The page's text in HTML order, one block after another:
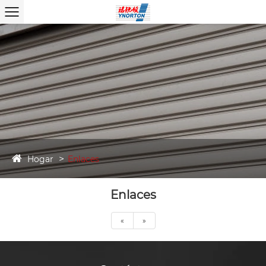
Hogar Enlaces
Enlaces
« »